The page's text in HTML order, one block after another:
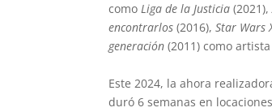
comoLiga de la Justicia (2021),
encontrarlos (2016),Star Wars
generación(2011) como
Este 2024, la ahora
duró 6 semanas en